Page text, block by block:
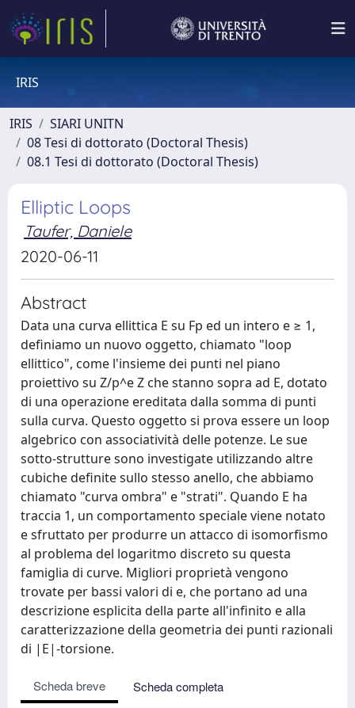
IRIS
IRIS
SIARI UNITN
08 Tesi di dottorato (Doctoral Thesis)
08.1 Tesi di dottorato (Doctoral Thesis)
Elliptic Loops
Taufer, Daniele
2020-06-11
Abstract
Data una curva ellittica E su Fp ed un intero e ≥ 1,
definiamo un nuovo oggetto, chiamato "loop
ellittico", come l'insieme dei punti nel piano
proiettivo su Z/p^e Z che stanno sopra ad E, dotato
di una operazione ereditata dalla somma di punti
sulla curva. Questo oggetto si prova essere un loop
algebrico con associatività delle potenze. Le sue
sotto-strutture sono investigate utilizzando altre
cubiche definite sullo stesso anello, che abbiamo
chiamato "curva ombra" e "strati". Quando E ha
traccia 1, un comportamento speciale viene notato
e sfruttato per produrre un attacco di isomorfismo
al problema del logaritmo discreto su questa
famiglia di curve. Migliori proprietà vengono
trovate per bassi valori di e, che portano ad una
descrizione esplicita della parte all'infinito e alla
caratterizzazione della geometria dei punti razionali
di |E|-torsione.
Scheda breve
Scheda completa